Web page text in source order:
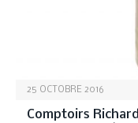
25 OCTOBRE 2016
Comptoirs